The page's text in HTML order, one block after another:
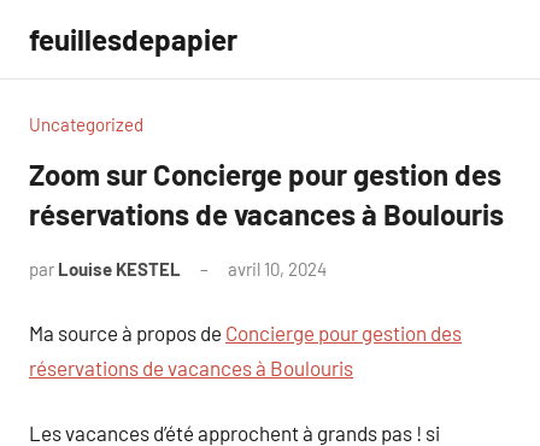
contenu
feuillesdepapier
Uncategorized
Zoom sur Concierge pour gestion des
réservations de vacances à Boulouris
par Louise KESTEL avril 10, 2024
Ma source à propos de Concierge pour gestion des
réservations de vacances à Boulouris
Les vacances d’été approchent à grands pas ! si